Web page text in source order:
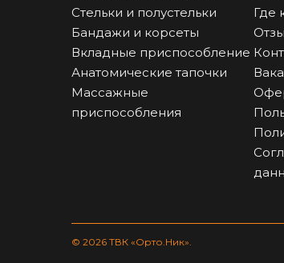
Стельки и полустельки
Бандажи и корсеты
Вкладные приспособление
Анатомические тапочки
Массажные
приспособления
Где
© 2026 ТВК «Орто.Ник».